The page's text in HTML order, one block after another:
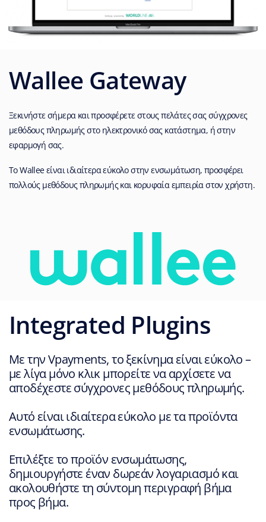
Wallee Gateway
Ξεκινήστε σήμερα και προσφέρετε στους πελάτες σας σύγχρονες
μεθόδους πληρωμής στο ηλεκτρονικό σας κατάστημα, ή στην
εφαρμογή σας.
Το Wallee είναι ιδιαίτερα εύκολο στην ενσωμάτωση, προσφέρει
πολλούς μεθόδους πληρωμής και κορυφαία εμπειρία στον χρήστη.
Integrated Plugins
Με την Vpayments, το ξεκίνημα είναι εύκολο –
με λίγα μόνο κλικ μπορείτε να αρχίσετε να
αποδέχεστε σύγχρονες μεθόδους πληρωμής.
Αυτό είναι ιδιαίτερα εύκολο με τα προϊόντα
ενσωμάτωσης.
Επιλέξτε το προϊόν ενσωμάτωσης,
δημιουργήστε έναν δωρεάν λογαριασμό και
ακολουθήστε τη σύντομη περιγραφή βήμα
προς βήμα.